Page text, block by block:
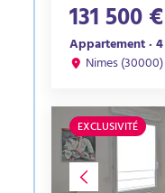
131 500 €
Appartement ·
Nimes (30000)
EXCLUSIVITÉ